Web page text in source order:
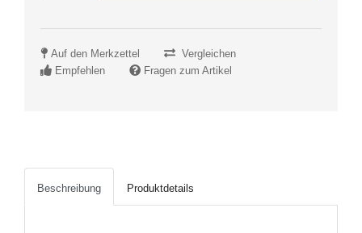
Auf den Merkzettel
Vergleichen
Empfehlen
Fragen zum Artikel
Beschreibung Produktdetails